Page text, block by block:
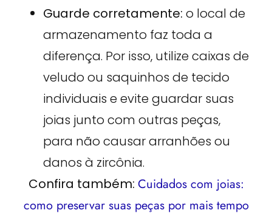
Guarde corretamente:o local de
armazenamento faz toda a
diferença. Por isso, utilize caixas de
veludo ou saquinhos de tecido
individuais e evite guardar suas
joias junto com outras peças,
para não causar arranhões ou
danos à zircônia.
Confira também: Cuidados com joias:
como preservar suas peças por mais tempo